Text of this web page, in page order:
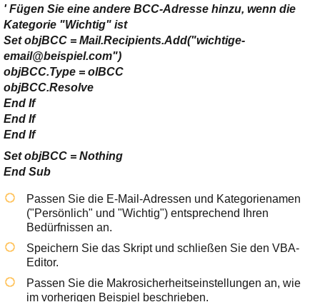
' Fügen Sie eine andere BCC-Adresse hinzu, wenn die
Kategorie "Wichtig" ist
Set objBCC = Mail.Recipients.Add("wichtige-
email@beispiel.com")
objBCC.Type = olBCC
objBCC.Resolve
End If
End If
End If
Set objBCC = Nothing
End Sub
Passen Sie die E-Mail-Adressen und Kategorienamen
("Persönlich" und "Wichtig") entsprechend Ihren
Bedürfnissen an.
Speichern Sie das Skript und schließen Sie den VBA-
Editor.
Passen Sie die Makrosicherheitseinstellungen an, wie
im vorherigen Beispiel beschrieben.